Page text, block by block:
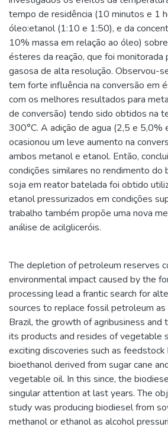
tempo de residência (10 minutos e 1
óleo:etanol (1:10 e 1:50), e da
10% massa em relação ao óleo)
ésteres da reação, que foi monitorada
gasosa de alta resolução. Observou-
tem forte influência na conversão em
com os melhores resultados para
de conversão) tendo sido obtidos na
300°C. A adição de agua (2,5 e 5,0%
ocasionou um leve aumento na
ambos metanol e etanol. Então,
condições similares no rendimento do
soja em reator batelada foi obtido
etanol pressurizados em condições
trabalho também propõe uma nova
análise de acilgliceróis.
The depletion of petroleum reserves
environmental impact caused by the
processing lead a frantic search for
sources to replace fossil petroleum
Brazil, the growth of agribusiness and
its products and resides of vegetable
exciting discoveries such as feedstock
bioethanol derived from sugar cane
vegetable oil. In this since, the
singular attention at last years. The
study was producing biodiesel from
methanol or ethanol as alcohol